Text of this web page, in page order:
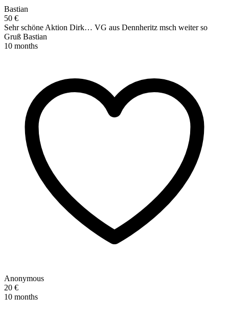
Bastian
50 €
Sehr schöne Aktion Dirk… VG aus Dennheritz msch weiter so
Gruß Bastian
10 months
Anonymous
20 €
10 months